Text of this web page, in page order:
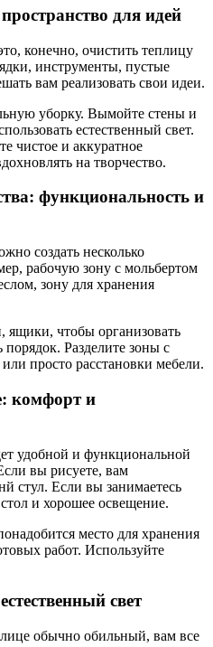
для идей
конечно, очистить теплицу
инструменты, пустые
вам реализовать свои идеи.
уборку. Вымойте стены и
естественный свет.
чистое и аккуратное
на творчество.
функциональность и
создать несколько
рабочую зону с мольбертом
зону для хранения
ящики, чтобы организовать
Разделите зоны с
просто расстановки мебели.
комфорт и
удобной и функциональной
вы рисуете, вам
стул. Если вы занимаетесь
и хорошее освещение.
место для хранения
работ. Используйте
свет
обычно обильный, вам все